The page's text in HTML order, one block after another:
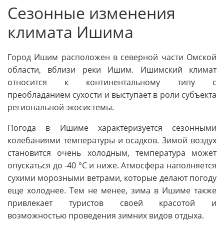
Сезонные изменения
климата Ишима
Город Ишим расположен в северной части Омской
области, вблизи реки Ишим. Ишимский климат
относится к континентальному типу с
преобладанием сухости и выступает в роли субъекта
региональной экосистемы.
Погода в Ишиме характеризуется сезонными
колебаниями температуры и осадков. Зимой воздух
становится очень холодным, температура может
опускаться до -40 °C и ниже. Атмосфера наполняется
сухими морозными ветрами, которые делают погоду
еще холоднее. Тем не менее, зима в Ишиме также
привлекает туристов своей красотой и
возможностью проведения зимних видов отдыха.